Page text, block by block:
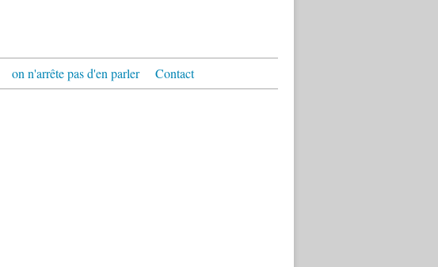
on n'arrête pas d'en parler Contact